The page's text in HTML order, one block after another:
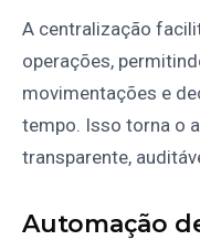
A centralização
operações,
movimentações e
tempo. Isso torna o
transparente,
Automação